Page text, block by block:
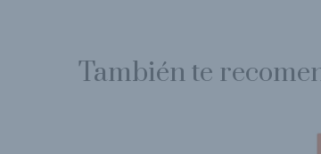
También te